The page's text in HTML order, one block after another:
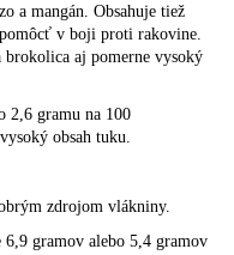
a mangán. Obsahuje tiež
v boji proti rakovine.
aj pomerne vysoký
2,6 gramu na 100
obsah tuku.
zdrojom vlákniny.
gramov alebo 5,4 gramov